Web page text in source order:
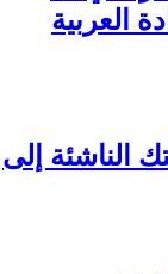
العربية
إلى